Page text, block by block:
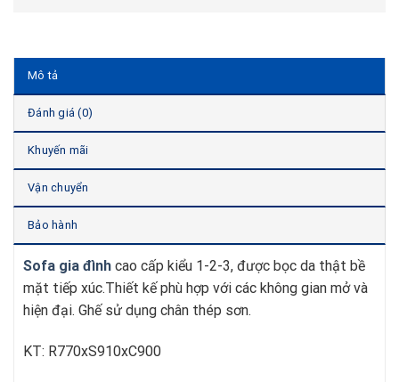
Mô tả
Đánh giá (0)
Khuyến mãi
Vận chuyển
Bảo hành
Sofa gia đình cao cấp kiểu 1-2-3, được bọc da thật bề
mặt tiếp xúc.Thiết kế phù hợp với các không gian mở và
hiện đại. Ghế sử dụng chân thép sơn.
KT: R770xS910xC900